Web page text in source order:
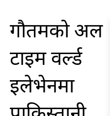
गौतमको अल
टाइम वर्ल्ड
इलेभेनमा